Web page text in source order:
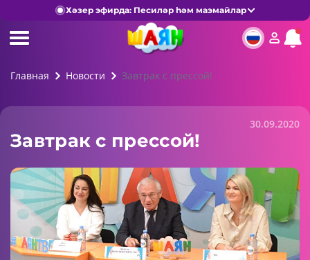
Хәзер эфирда: Песиләр һәм маэмайлар
Главная Новости Завтрак с прессой!
30.09.2020
Завтрак с прессой!